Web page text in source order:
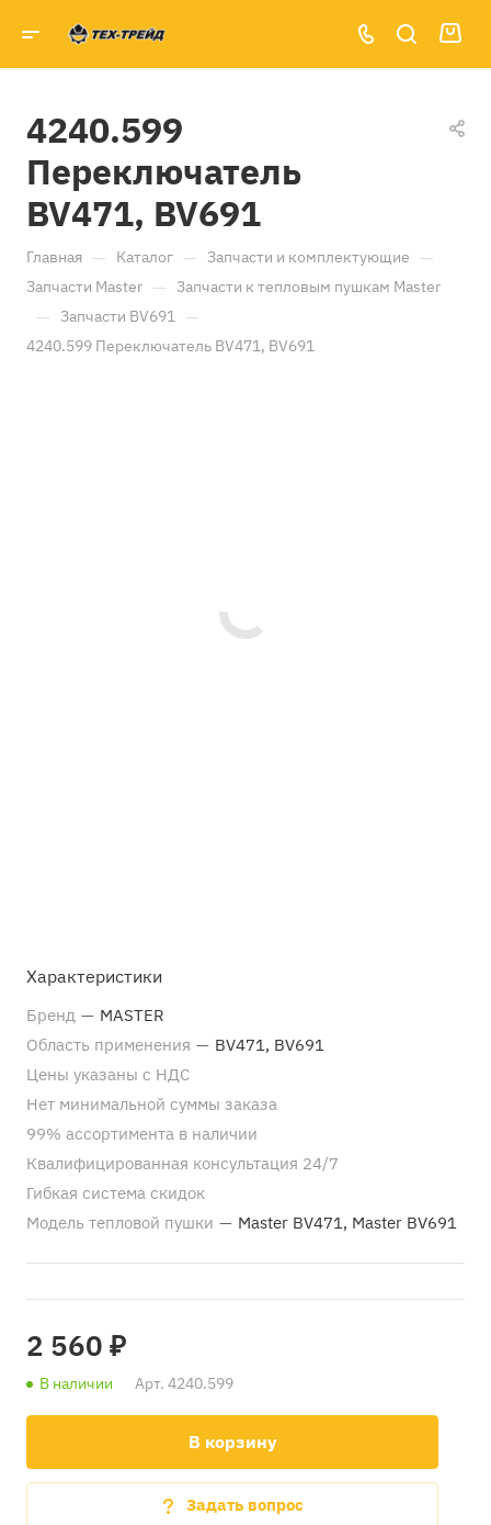
4240.599
Переключатель
BV471, BV691
Главная — Каталог — Запчасти и комплектующие —
Запчасти Master — Запчасти к тепловым пушкам Master
— Запчасти BV691 —
4240.599 Переключатель BV471, BV691
Характеристики
Бренд — MASTER
Область применения — BV471, BV691
Цены указаны с НДС
Нет минимальной суммы заказа
99% ассортимента в наличии
Квалифицированная консультация 24/7
Гибкая система скидок
Модель тепловой пушки — Master BV471, Master BV691
2 560 ₽
В наличии Арт. 4240.599
В корзину
Задать вопрос